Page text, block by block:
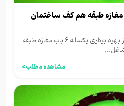
اجاره۶ باب مغازه طبقه هم کف ساختمان
۱-مزایده اجاره و واگذاری امتیاز بهره برداری یکساله ۶ باب مغازه طبقه
مشاهده مطلب >